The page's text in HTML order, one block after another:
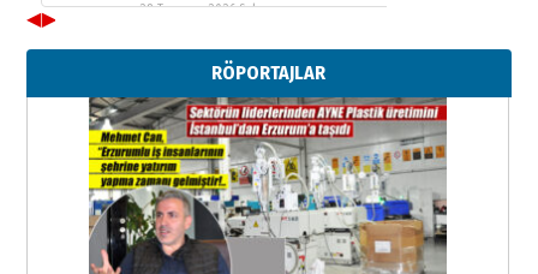
28 Temmuz 2026 Salı
Ahmed Yesevi’den bir Alperen…
”Reisimiz” idi… Hakka yürüdü.!
26 Mart 2026 Perşembe
Cem Bakırcı
Ardında bıraktığı hatıralarıyla
gönül adamı Faruk Terzioğlu!
13 Mayıs 2026 Çarşamba
Esat BİNDESEN
◀▶
RÖPORTAJLAR